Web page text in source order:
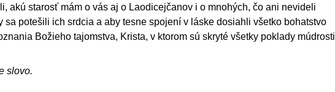
akú starosť mám o vás aj o Laodicejčanov i o mnohých, čo ani nevideli
sa potešili ich srdcia a aby tesne spojení v láske dosiahli všetko bohatstvo
Božieho tajomstva, Krista, v ktorom sú skryté všetky poklady múdrosti
slovo.